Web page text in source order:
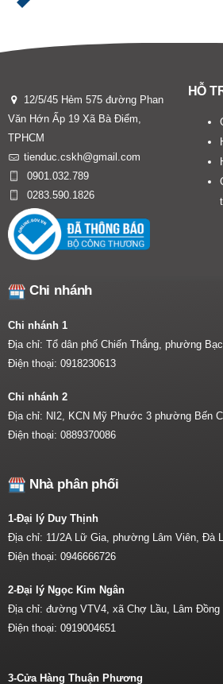
12/5/45 Hẻm 575 đường Phan
Văn Hớn Ấp 19 Xã Bà Điểm,
TPHCM
tienduc.cskh@gmail.com
0901.032.789
0283.590.1826
HỖ
Chi nhánh
Chi nhánh 1
Địa chỉ: Tổ dân phố Chiến Thắng, phường
Điện thoại: 0918230613
Chi nhánh 2
Địa chỉ: NI2, KCN Mỹ Phước 3 phường Bến
Điện thoại: 0889370086
Nhà phân phối
1-Đại lý Duy Thịnh
Địa chỉ: 11/2A Lữ Gia, phường Lâm Viên, Đà
Điện thoại: 0946666726
2-Đại lý Ngọc Kim Ngân
Địa chỉ: đường VTV4, xã Chợ Lầu, Lâm Đồng
Điện thoại: 0919004651
3-Cửa Hàng Thuận Phương